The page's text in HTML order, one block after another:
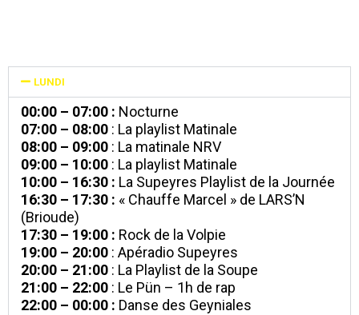
LUNDI
00:00 – 07:00 : Nocturne
07:00 – 08:00 : La playlist Matinale
08:00 – 09:00 : La matinale NRV
09:00 – 10:00 : La playlist Matinale
10:00 – 16:30 : La Supeyres Playlist de la Journée
16:30 – 17:30 : « Chauffe Marcel » de LARS’N
(Brioude)
17:30 – 19:00 : Rock de la Volpie
19:00 – 20:00 : Apéradio Supeyres
20:00 – 21:00 : La Playlist de la Soupe
21:00 – 22:00 : Le Pün – 1h de rap
22:00 – 00:00 : Danse des Geyniales